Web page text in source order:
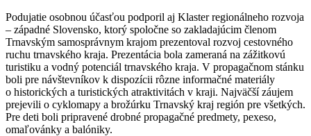
Podujatie osobnou účasťou podporil aj Klaster regionálneho rozvoja
– západné Slovensko, ktorý spoločne so zakladajúcim členom
Trnavským samosprávnym krajom prezentoval rozvoj cestovného
ruchu trnavského kraja. Prezentácia bola zameraná na zážitkovú
turistiku a vodný potenciál trnavského kraja. V propagačnom stánku
boli pre návštevníkov k dispozícii rôzne informačné materiály
o historických a turistických atraktivitách v kraji. Najväčší záujem
prejevili o cyklomapy a brožúrku Trnavský kraj región pre všetkých.
Pre deti boli pripravené drobné propagačné predmety, pexeso,
omaľovánky a balóniky.